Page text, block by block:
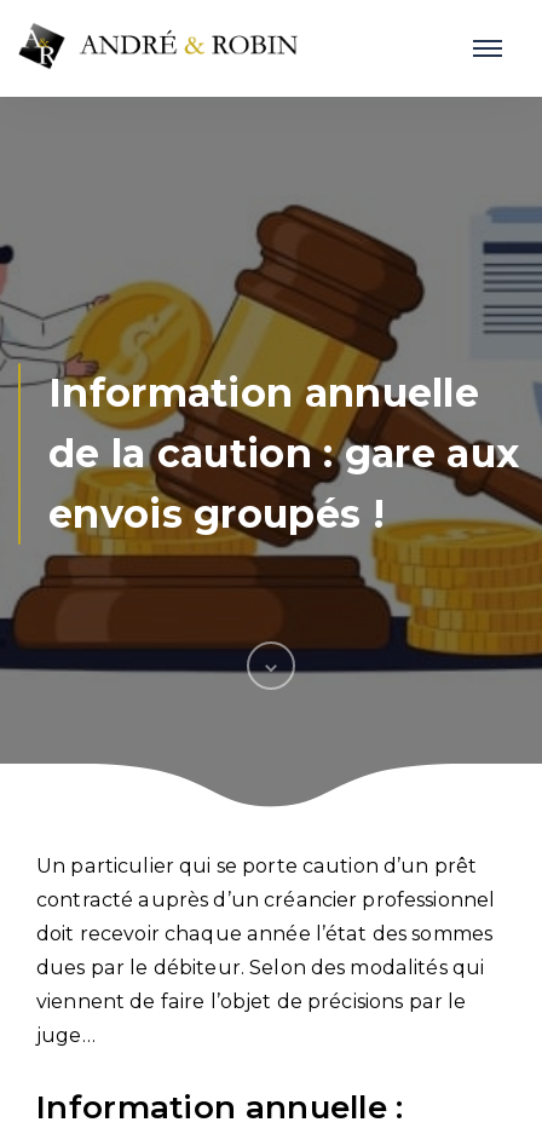
Information annuelle
de la caution : gare aux
envois groupés !
Un particulier qui se porte caution d’un prêt
contracté auprès d’un créancier professionnel
doit recevoir chaque année l’état des sommes
dues par le débiteur. Selon des modalités qui
viennent de faire l’objet de précisions par le
juge…
Information annuelle :